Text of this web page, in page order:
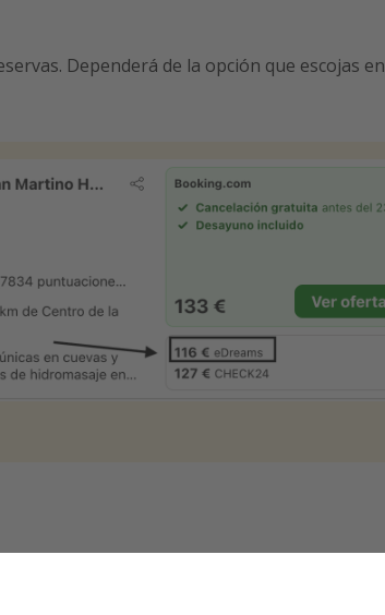
Dependerá de la opción que escojas en